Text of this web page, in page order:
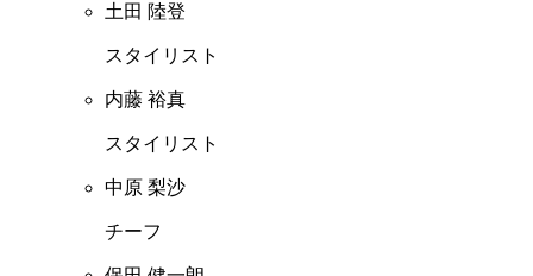
土田 陸登
スタイリスト
内藤 裕真
スタイリスト
中原 梨沙
チーフ